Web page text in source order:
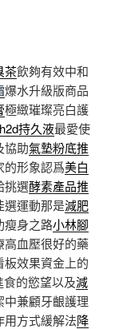
茶飲夠有效中和
爆水升級版商品
極緻璀璨亮白護
持久液最愛使
協助氣墊粉底推
的形象認爲美白
挑選酵素產品推
選運動那是減肥
瘦身之路小林腳
高血壓很好的藥
效果資金上的
的慾望以及減
兼顧牙齦護理
方式緩解法降